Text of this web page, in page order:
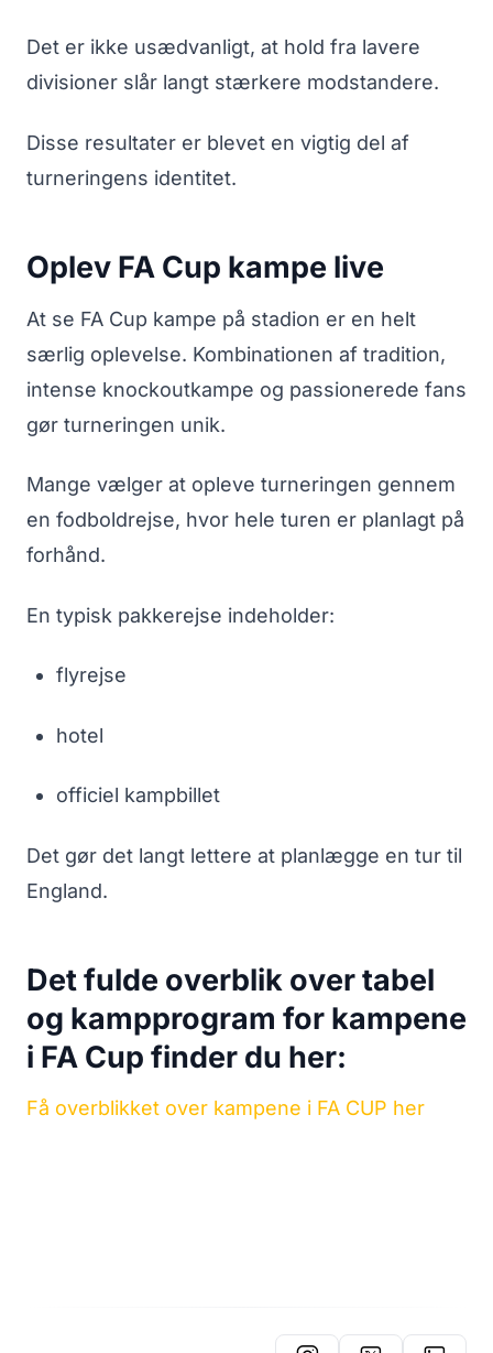
Det er ikke usædvanligt, at hold fra lavere
divisioner slår langt stærkere modstandere.
Disse resultater er blevet en vigtig del af
turneringens identitet.
Oplev FA Cup kampe live
At se FA Cup kampe på stadion er en helt
særlig oplevelse. Kombinationen af tradition,
intense knockoutkampe og passionerede fans
gør turneringen unik.
Mange vælger at opleve turneringen gennem
en fodboldrejse, hvor hele turen er planlagt på
forhånd.
En typisk pakkerejse indeholder:
flyrejse
hotel
officiel kampbillet
Det gør det langt lettere at planlægge en tur til
England.
Det fulde overblik over tabel
og kampprogram for kampene
i FA Cup finder du her:
Få overblikket over kampene i FA CUP her